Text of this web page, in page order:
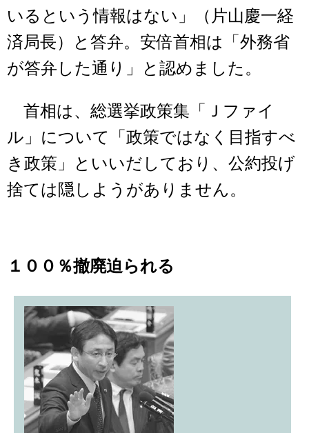
いるという情報はない」（片山慶一経
済局長）と答弁。安倍首相は「外務省
が答弁した通り」と認めました。
首相は、総選挙政策集「Ｊファイ
ル」について「政策ではなく目指すべ
き政策」といいだしており、公約投げ
捨ては隠しようがありません。
１００％撤廃迫られる